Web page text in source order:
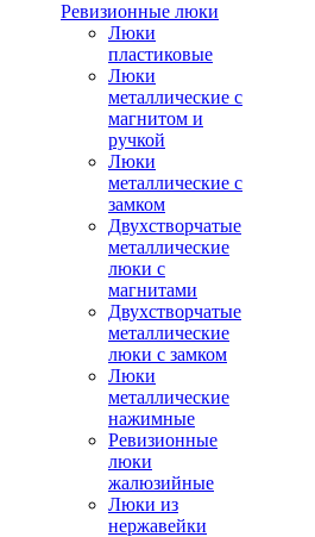
Ревизионные люки
Люки
пластиковые
Люки
металлические с
магнитом и
ручкой
Люки
металлические с
замком
Двухстворчатые
металлические
люки с
магнитами
Двухстворчатые
металлические
люки с замком
Люки
металлические
нажимные
Ревизионные
люки
жалюзийные
Люки из
нержавейки